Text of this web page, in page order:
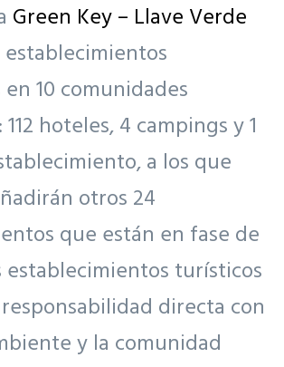
Green Key – Llave Verde
establecimientos
10 comunidades
hoteles, 4 campings y 1
a los que
otros 24
que están en fase de
establecimientos turísticos
directa con
y la comunidad